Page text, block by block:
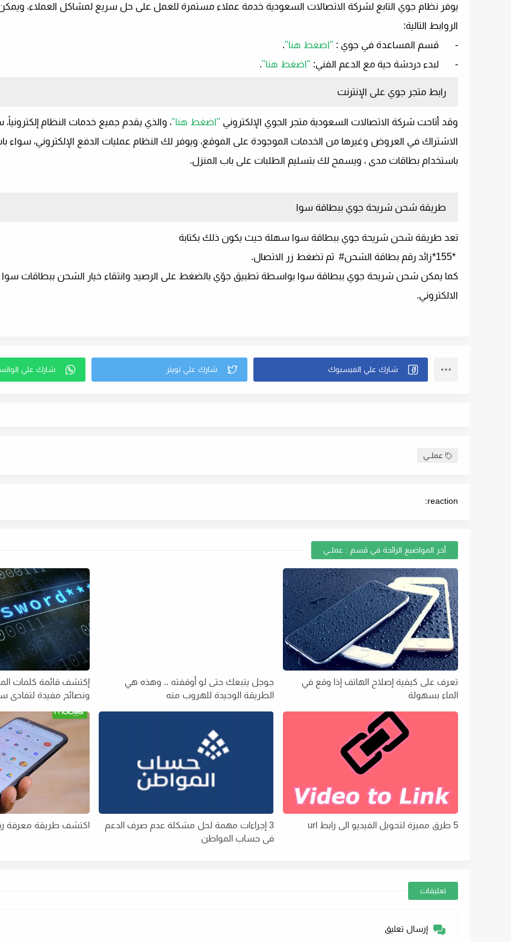
يوفر نظام جوي التابع لشركة الاتصالات السعودية خدمة عملاء مستمرة للعمل على حل سريع لمشاكل العملاء، ويمكن
الروابط التالية:
-
قسم المساعدة في جوي : "اضغط هنا".
-
لبدء دردشة حية مع الدعم الفني: "اضغط هنا".
رابط متجر جوي على الإنترنت
وقد أتاحت شركة الاتصالات السعودية متجر الجوي الإلكتروني "اضغط هنا"، والذي يقدم جميع خدمات النظام إلكترونياً،
الاشتراك في العروض وغيرها من الخدمات الموجودة على الموقع، ويوفر لك النظام عمليات الدفع الإلكتروني، سواء
باستخدام بطاقات مدى ، ويسمح لك بتسليم الطلبات على باب المنزل.
طريقة شحن شريحة جوي ببطاقة سوا
تعد طريقة شحن شريحة جوي ببطاقة سوا سهلة حيث يكون ذلك بكتابة
*155*زائد رقم بطاقة الشحن# ثم تضغط زر الاتصال.
كما يمكن شحن شريحة جوي ببطاقة سوا بواسطة تطبيق جوّي بالضغط على الرصيد وانتقاء خيار الشحن ببطاقات
الالكتروني.
عملــي
reaction:
أخر المواضيع الرائجة في قسم : عملــي
تعرف على كيفية إصلاح الهاتف إذا وقع في
الماء بسهولة
جوجل يتبعك حتى لو أوقفته .. وهذه هي
الطريقة الوحيدة للهروب منه
إكتشف قائمة كلمات
ونصائح مفيدة لتفادي
5 طرق مميزة لتحويل الفيديو الى رابط url
3 إجراءات مهمة لحل مشكلة عدم صرف الدعم
في حساب المواطن
اكتشف طريقة معرفة
تعليقات
إرسال تعليق